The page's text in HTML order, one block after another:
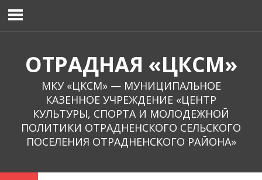
содержимому
ОТРАДНАЯ «ЦКСМ»
МКУ «ЦКСМ» — МУНИЦИПАЛЬНОЕ
КАЗЕННОЕ УЧРЕЖДЕНИЕ «ЦЕНТР
КУЛЬТУРЫ, СПОРТА И МОЛОДЕЖНОЙ
ПОЛИТИКИ ОТРАДНЕНСКОГО СЕЛЬСКОГО
ПОСЕЛЕНИЯ ОТРАДНЕНСКОГО РАЙОНА»